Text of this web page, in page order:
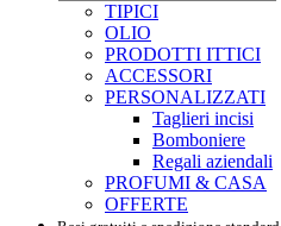
TIPICI
OLIO
PRODOTTI ITTICI
ACCESSORI
PERSONALIZZATI
Taglieri incisi
Bomboniere
Regali aziendali
PROFUMI & CASA
OFFERTE